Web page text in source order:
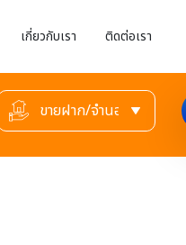
เกี่ยวกับเรา ติดต่อเรา